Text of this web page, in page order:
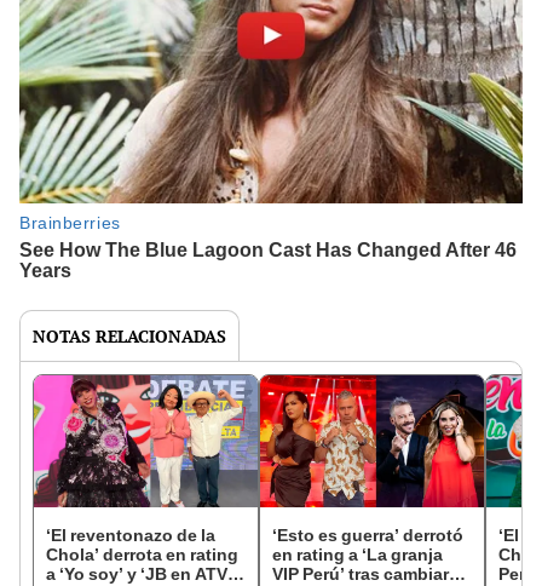
NOTAS RELACIONADAS
‘El reventonazo de la
Chola’ derrota en rating
a ‘Yo soy’ y ‘JB en ATV’,
‘Esto es guerra’ derrotó
en rating a ‘La granja
VIP Perú’ tras cambiar
‘El